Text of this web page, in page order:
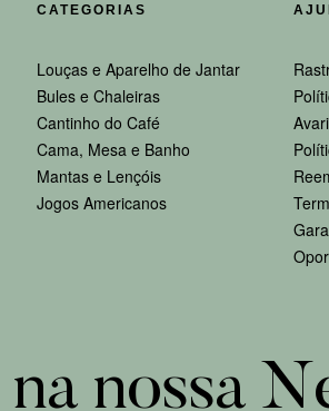
CATEGORIAS
Louças e Aparelho de Jantar
Bules e Chaleiras
Cantinho do Café
Cama, Mesa e Banho
Mantas e Lençóis
Jogos Americanos
nossa